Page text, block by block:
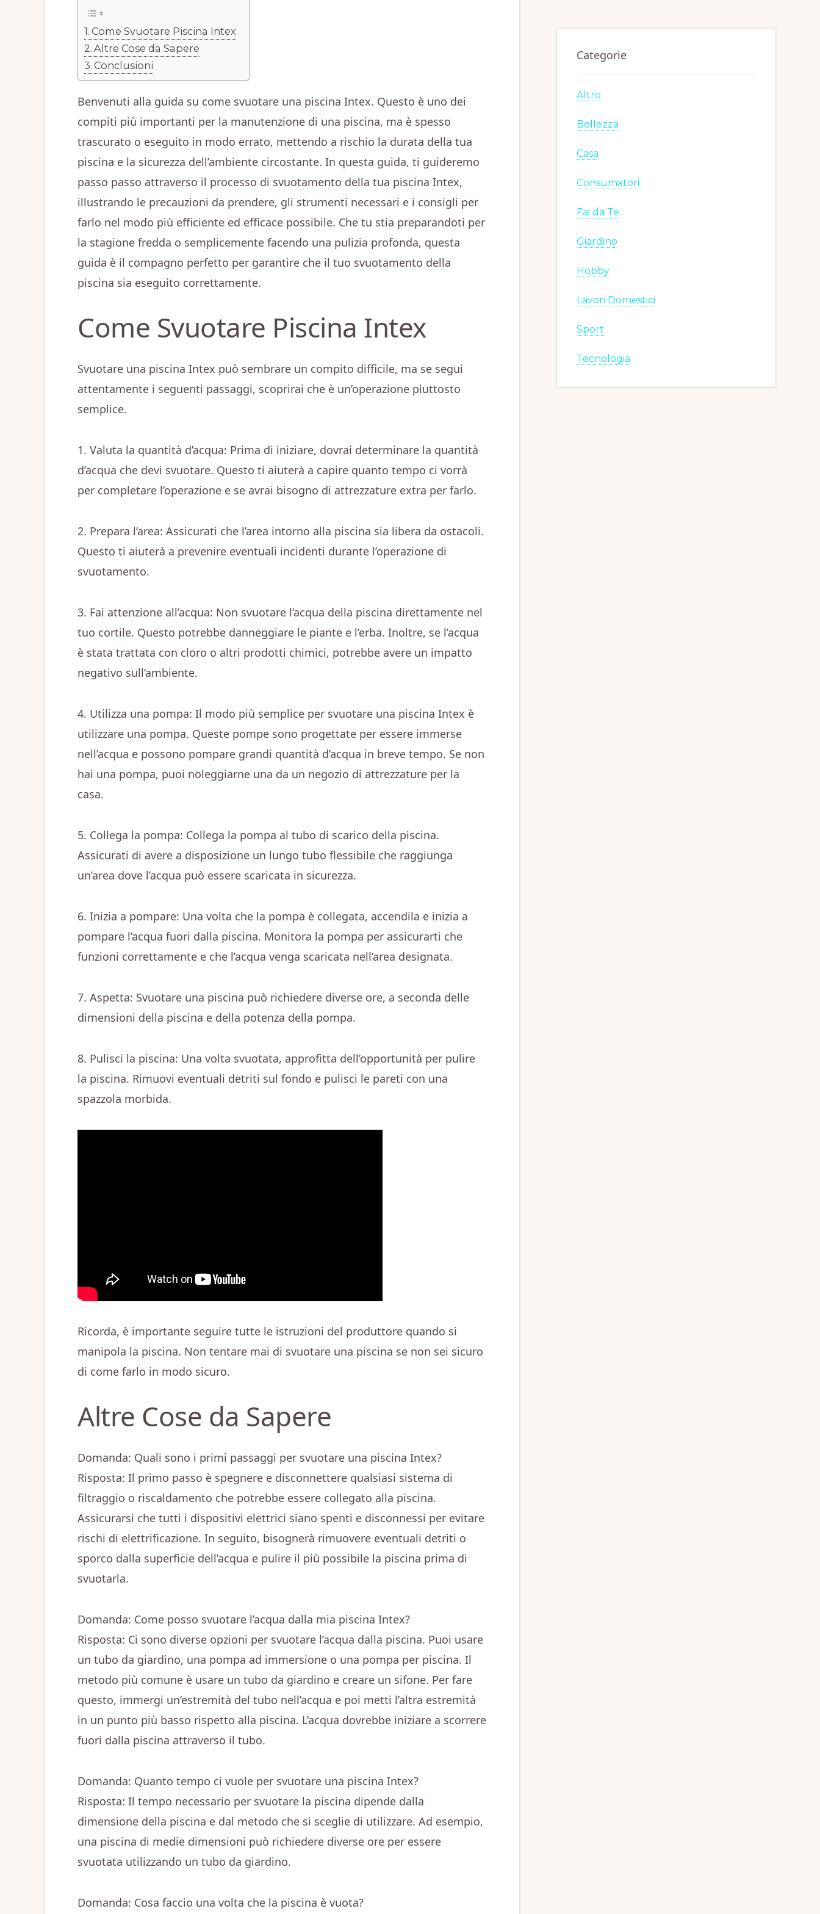
Come Svuotare Piscina Intex
Altre Cose da Sapere
Conclusioni
Benvenuti alla guida su come svuotare una piscina Intex. Questo è uno dei
compiti più importanti per la manutenzione di una piscina, ma è spesso
trascurato o eseguito in modo errato, mettendo a rischio la durata della tua
piscina e la sicurezza dell’ambiente circostante. In questa guida, ti guideremo
passo passo attraverso il processo di svuotamento della tua piscina Intex,
illustrando le precauzioni da prendere, gli strumenti necessari e i consigli per
farlo nel modo più efficiente ed efficace possibile. Che tu stia preparandoti per
la stagione fredda o semplicemente facendo una pulizia profonda, questa
guida è il compagno perfetto per garantire che il tuo svuotamento della
piscina sia eseguito correttamente.
Come Svuotare Piscina Intex
Svuotare una piscina Intex può sembrare un compito difficile, ma se segui
attentamente i seguenti passaggi, scoprirai che è un’operazione piuttosto
semplice.
1. Valuta la quantità d’acqua: Prima di iniziare, dovrai determinare la quantità
d’acqua che devi svuotare. Questo ti aiuterà a capire quanto tempo ci vorrà
per completare l’operazione e se avrai bisogno di attrezzature extra per farlo.
2. Prepara l’area: Assicurati che l’area intorno alla piscina sia libera da ostacoli.
Questo ti aiuterà a prevenire eventuali incidenti durante l’operazione di
svuotamento.
3. Fai attenzione all’acqua: Non svuotare l’acqua della piscina direttamente nel
tuo cortile. Questo potrebbe danneggiare le piante e l’erba. Inoltre, se l’acqua
è stata trattata con cloro o altri prodotti chimici, potrebbe avere un impatto
negativo sull’ambiente.
4. Utilizza una pompa: Il modo più semplice per svuotare una piscina Intex è
utilizzare una pompa. Queste pompe sono progettate per essere immerse
nell’acqua e possono pompare grandi quantità d’acqua in breve tempo. Se non
hai una pompa, puoi noleggiarne una da un negozio di attrezzature per la
casa.
5. Collega la pompa: Collega la pompa al tubo di scarico della piscina.
Assicurati di avere a disposizione un lungo tubo flessibile che raggiunga
un’area dove l’acqua può essere scaricata in sicurezza.
6. Inizia a pompare: Una volta che la pompa è collegata, accendila e inizia a
pompare l’acqua fuori dalla piscina. Monitora la pompa per assicurarti che
funzioni correttamente e che l’acqua venga scaricata nell’area designata.
7. Aspetta: Svuotare una piscina può richiedere diverse ore, a seconda delle
dimensioni della piscina e della potenza della pompa.
8. Pulisci la piscina: Una volta svuotata, approfitta dell’opportunità per pulire
la piscina. Rimuovi eventuali detriti sul fondo e pulisci le pareti con una
spazzola morbida.
Ricorda, è importante seguire tutte le istruzioni del produttore quando si
manipola la piscina. Non tentare mai di svuotare una piscina se non sei sicuro
di come farlo in modo sicuro.
Altre Cose da Sapere
Domanda: Quali sono i primi passaggi per svuotare una piscina Intex?
Risposta: Il primo passo è spegnere e disconnettere qualsiasi sistema di
filtraggio o riscaldamento che potrebbe essere collegato alla piscina.
Assicurarsi che tutti i dispositivi elettrici siano spenti e disconnessi per evitare
rischi di elettrificazione. In seguito, bisognerà rimuovere eventuali detriti o
sporco dalla superficie dell’acqua e pulire il più possibile la piscina prima di
svuotarla.
Domanda: Come posso svuotare l’acqua dalla mia piscina Intex?
Risposta: Ci sono diverse opzioni per svuotare l’acqua dalla piscina. Puoi usare
un tubo da giardino, una pompa ad immersione o una pompa per piscina. Il
metodo più comune è usare un tubo da giardino e creare un sifone. Per fare
questo, immergi un’estremità del tubo nell’acqua e poi metti l’altra estremità
in un punto più basso rispetto alla piscina. L’acqua dovrebbe iniziare a scorrere
fuori dalla piscina attraverso il tubo.
Domanda: Quanto tempo ci vuole per svuotare una piscina Intex?
Risposta: Il tempo necessario per svuotare la piscina dipende dalla
dimensione della piscina e dal metodo che si sceglie di utilizzare. Ad esempio,
una piscina di medie dimensioni può richiedere diverse ore per essere
svuotata utilizzando un tubo da giardino.
Domanda: Cosa faccio una volta che la piscina è vuota?
Categorie
Altro
Bellezza
Casa
Consumatori
Fai da Te
Giardino
Hobby
Lavori Domestici
Sport
Tecnologia